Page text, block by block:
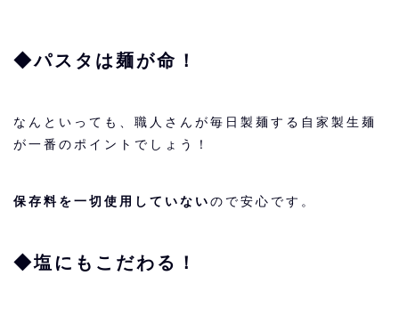
◆パスタは麺が命！
なんといっても、職人さんが毎日製麺する自家製生麺
が一番のポイントでしょう！
保存料を一切使用していないので安心です。
◆塩にもこだわる！